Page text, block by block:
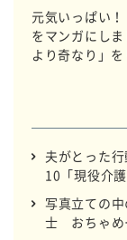
元気いっぱい
をマンガにし
より奇なり」を
夫がとった
10「現役介
写真立ての
士 おちゃめ